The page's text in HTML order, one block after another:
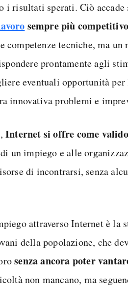
i risultati sperati. Ciò accade
sempre più competitivo
competenze tecniche, ma un
prontamente agli
eventuali opportunità
innovativa problemi e
Internet si offre come
un impiego e alle
di incontrarsi, senza
attraverso Internet è la
della popolazione, che
senza ancora poter
non mancano, ma